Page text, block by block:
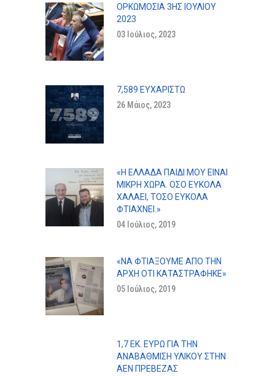
ΟΡΚΩΜΟΣΊΑ 3ΗΣ ΙΟΥΛΊΟΥ
2023
03 Ιούλιος, 2023
7,589 ΕΥΧΑΡΙΣΤΏ
26 Μάιος, 2023
«Η ΕΛΛΆΔΑ ΠΑΙΔΊ ΜΟΥ ΕΊΝΑΙ
ΜΙΚΡΉ ΧΏΡΑ. ΌΣΟ ΕΎΚΟΛΑ
ΧΑΛΆΕΙ, ΤΌΣΟ ΕΎΚΟΛΑ
ΦΤΙΆΧΝΕΙ.»
04 Ιούλιος, 2019
«ΝΑ ΦΤΙΆΞΟΥΜΕ ΑΠΌ ΤΗΝ
ΑΡΧΉ ΌΤΙ ΚΑΤΑΣΤΡΆΦΗΚΕ»
05 Ιούλιος, 2019
1,7 ΕΚ. ΕΥΡΏ ΓΙΑ ΤΗΝ
ΑΝΑΒΆΘΜΙΣΗ ΥΛΙΚΟΎ ΣΤΗΝ
ΑΕΝ ΠΡΕΒΕΖΑΣ